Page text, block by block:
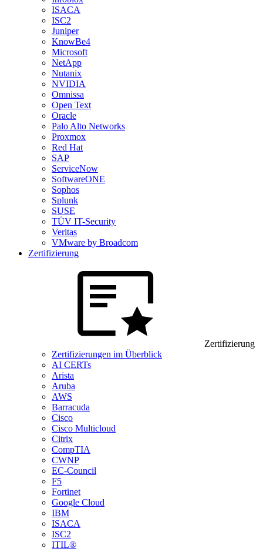
ISACA
ISC2
Juniper
KnowBe4
Microsoft
NetApp
Nutanix
NVIDIA
Omnissa
Open Text
Oracle
Palo Alto Networks
Proxmox
Red Hat
SAP
ServiceNow
SoftwareONE
Sophos
Splunk
SUSE
TÜV IT-Security
Veritas
VMware by Broadcom
Zertifizierung
Zertifizierung
Zertifizierungen im Überblick
AI CERTs
Arista
Aruba
AWS
Barracuda
Cisco
Cisco Multicloud
Citrix
CompTIA
CWNP
EC-Council
F5
Fortinet
Google Cloud
IBM
ISACA
ISC2
ITIL®